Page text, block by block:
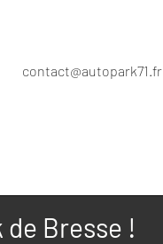
contact@autopark71.fr
Bresse !